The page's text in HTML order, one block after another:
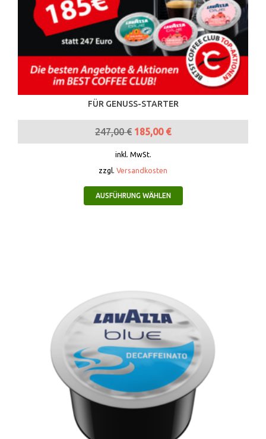
FÜR GENUSS-STARTER
247,00€ 185,00 €
inkl. MwSt.
zzgl. Versandkosten
AUSFÜHRUNG WÄHLEN